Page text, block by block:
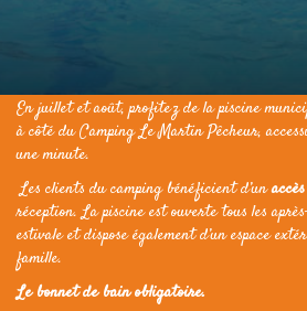
En juillet et août, profitez de la piscine
à côté du Camping Le Martin Pêcheur,
une minute.
Les clients du camping bénéficient d’un
réception. La piscine est ouverte tous les
estivale et dispose également d’un espace
famille.
Le bonnet de bain obligatoire.